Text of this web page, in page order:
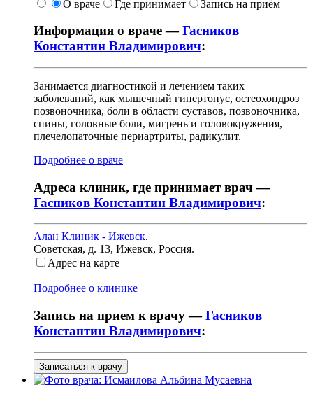
О враче
Где принимает Запись на приём
Информация о враче —Гасников
Константин Владимирович:
Занимается диагностикой и лечением таких
заболеваний, как мышечный гипертонус, остеохондроз
позвоночника, боли в области суставов, позвоночника,
спины, головные боли, мигрень и головокружения,
плечелопаточные периартриты, радикулит.
Подробнее о враче
Адреса клиник, где принимает врач —
Гасников Константин Владимирович:
Алан Клиник - Ижевск.
Советская, д. 13, Ижевск, Россия.
Адрес на карте
Подробнее о клинике
Запись на прием к врачу —Гасников
Константин Владимирович:
Записаться к врачу